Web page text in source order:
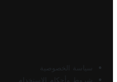
سياسة الخصوصية
شروط وأحكام الاستخدام